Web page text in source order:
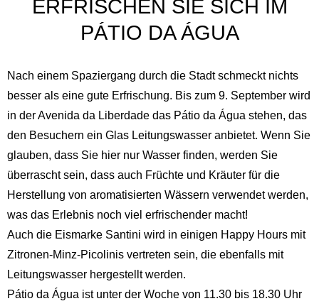
ERFRISCHEN SIE SICH IM
PÁTIO DA ÁGUA
Nach einem Spaziergang durch die Stadt schmeckt nichts
besser als eine gute Erfrischung. Bis zum 9. September wird
in der Avenida da Liberdade das Pátio da Água stehen, das
den Besuchern ein Glas Leitungswasser anbietet. Wenn Sie
glauben, dass Sie hier nur Wasser finden, werden Sie
überrascht sein, dass auch Früchte und Kräuter für die
Herstellung von aromatisierten Wässern verwendet werden,
was das Erlebnis noch viel erfrischender macht!
Auch die Eismarke Santini wird in einigen Happy Hours mit
Zitronen-Minz-Picolinis vertreten sein, die ebenfalls mit
Leitungswasser hergestellt werden.
Pátio da Água ist unter der Woche von 11.30 bis 18.30 Uhr